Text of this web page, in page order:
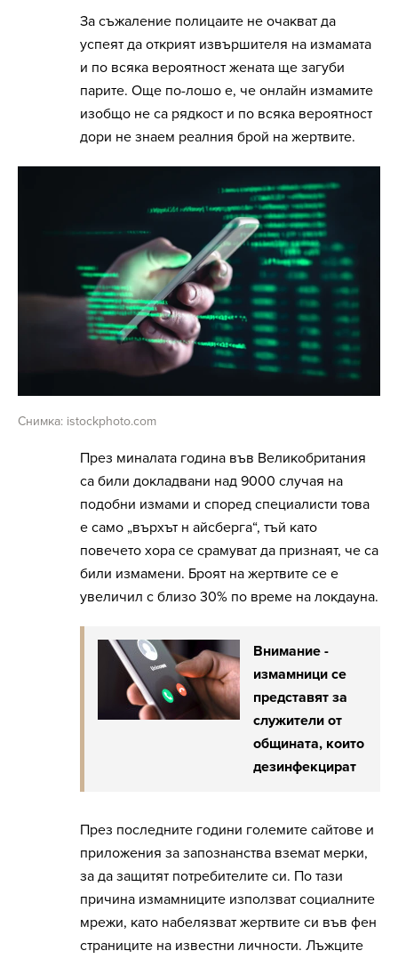
За съжаление полицаите не очакват да
успеят да открият извършителя на измамата
и по всяка вероятност жената ще загуби
парите. Още по-лошо е, че онлайн измамите
изобщо не са рядкост и по всяка вероятност
дори не знаем реалния брой на жертвите.
Снимка: istockphoto.com
През миналата година във Великобритания
са били докладвани над 9000 случая на
подобни измами и според специалисти това
е само „върхът н айсберга“, тъй като
повечето хора се срамуват да признаят, че са
били измамени. Броят на жертвите се е
увеличил с близо 30% по време на локдауна.
Внимание -
измамници се
представят за
служители от
общината, които
дезинфекцират
През последните години големите сайтове и
приложения за запознанства вземат мерки,
за да защитят потребителите си. По тази
причина измамниците използват социалните
мрежи, като набелязват жертвите си във фен
страниците на известни личности. Лъжците